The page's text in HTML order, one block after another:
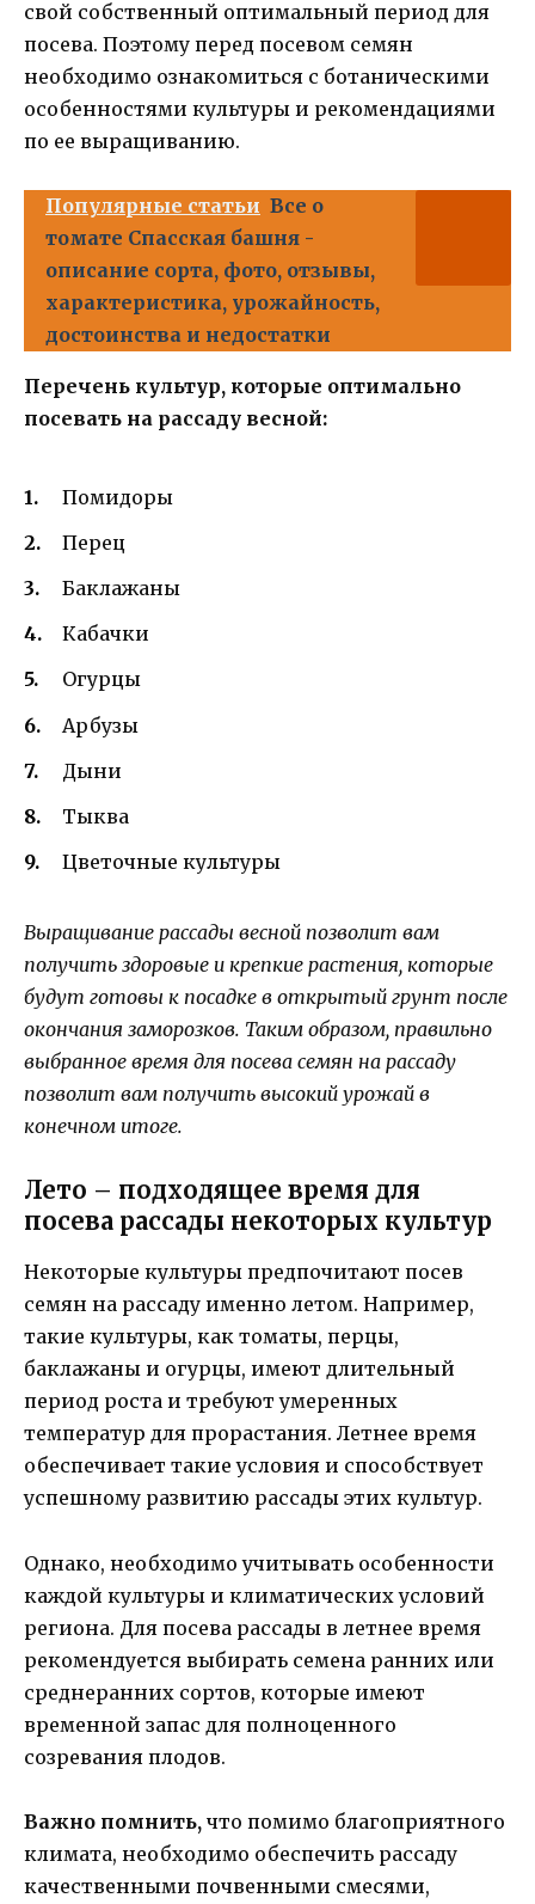
свой собственный оптимальный период для
посева. Поэтому перед посевом семян
необходимо ознакомиться с ботаническими
особенностями культуры и рекомендациями
по ее выращиванию.
Популярные статьи Все о
томате Спасская башня -
описание сорта, фото, отзывы,
характеристика, урожайность,
достоинства и недостатки
Перечень культур, которые оптимально
посевать на рассаду весной:
Помидоры
Перец
Баклажаны
Кабачки
Огурцы
Арбузы
Дыни
Тыква
Цветочные культуры
Выращивание рассады весной позволит вам
получить здоровые и крепкие растения, которые
будут готовы к посадке в открытый грунт после
окончания заморозков. Таким образом, правильно
выбранное время для посева семян на рассаду
позволит вам получить высокий урожай в
конечном итоге.
Лето – подходящее время для
посева рассады некоторых культур
Некоторые культуры предпочитают посев
семян на рассаду именно летом. Например,
такие культуры, как томаты, перцы,
баклажаны и огурцы, имеют длительный
период роста и требуют умеренных
температур для прорастания. Летнее время
обеспечивает такие условия и способствует
успешному развитию рассады этих культур.
Однако, необходимо учитывать особенности
каждой культуры и климатических условий
региона. Для посева рассады в летнее время
рекомендуется выбирать семена ранних или
среднеранних сортов, которые имеют
временной запас для полноценного
созревания плодов.
Важно помнить, что помимо благоприятного
климата, необходимо обеспечить рассаду
качественными почвенными смесями,